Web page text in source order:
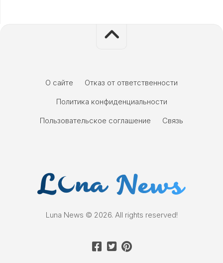
О сайте
Отказ от ответственности
Политика конфиденциальности
Пользовательское соглашение
Связь
Luna News © 2026. All rights reserved!